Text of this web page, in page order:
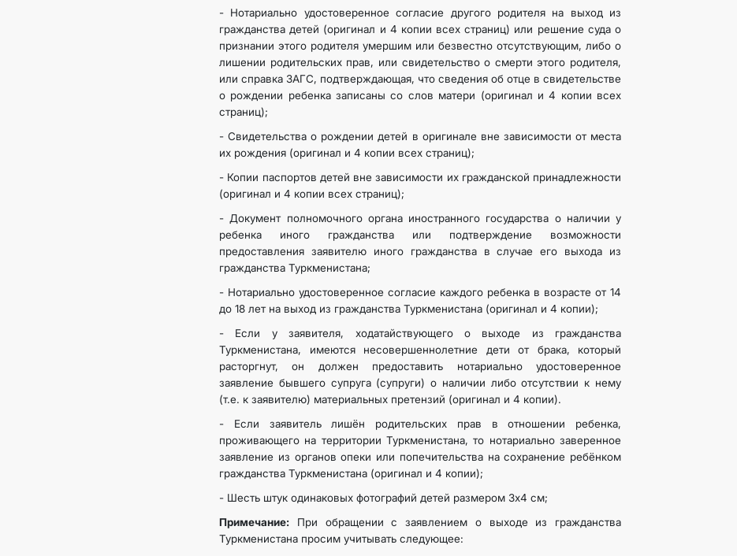
- Нотариально удостоверенное согласие другого родителя на выход из
гражданства детей (оригинал и 4 копии всех страниц) или решение суда о
признании этого родителя умершим или безвестно отсутствующим, либо о
лишении родительских прав, или свидетельство о смерти этого родителя,
или справка ЗАГС, подтверждающая, что сведения об отце в свидетельстве
о рождении ребенка записаны со слов матери (оригинал и 4 копии всех
страниц);
- Свидетельства о рождении детей в оригинале вне зависимости от места
их рождения (оригинал и 4 копии всех страниц);
- Копии паспортов детей вне зависимости их гражданской принадлежности
(оригинал и 4 копии всех страниц);
- Документ полномочного органа иностранного государства о наличии у
ребенка иного гражданства или подтверждение возможности
предоставления заявителю иного гражданства в случае его выхода из
гражданства Туркменистана;
- Нотариально удостоверенное согласие каждого ребенка в возрасте от 14
до 18 лет на выход из гражданства Туркменистана (оригинал и 4 копии);
- Если у заявителя, ходатайствующего о выходе из гражданства
Туркменистана, имеются несовершеннолетние дети от брака, который
расторгнут, он должен предоставить нотариально удостоверенное
заявление бывшего супруга (супруги) о наличии либо отсутствии к нему
(т.е. к заявителю) материальных претензий (оригинал и 4 копии).
- Если заявитель лишён родительских прав в отношении ребенка,
проживающего на территории Туркменистана, то нотариально заверенное
заявление из органов опеки или попечительства на сохранение ребёнком
гражданства Туркменистана (оригинал и 4 копии);
- Шесть штук одинаковых фотографий детей размером 3х4 см;
Примечание: При обращении с заявлением о выходе из гражданства
Туркменистана просим учитывать следующее: